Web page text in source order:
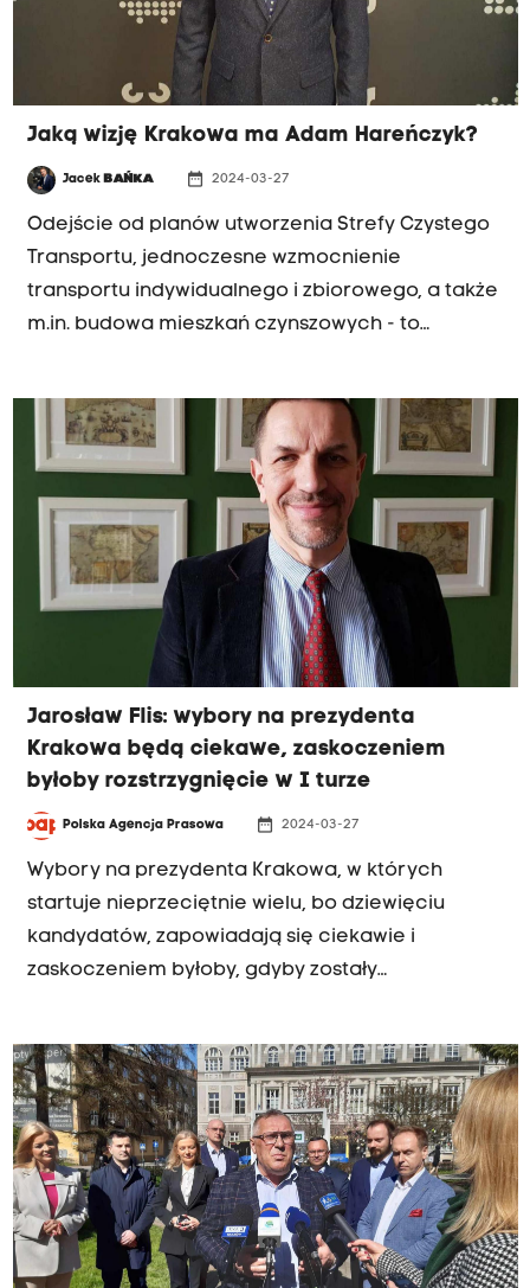
Jaką wizję Krakowa ma Adam Hareńczyk?
Jacek BAŃKA date_range 2024-03-27
Odejście od planów utworzenia Strefy Czystego
Transportu, jednoczesne wzmocnienie
transportu indywidualnego i zbiorowego, a także
m.in. budowa mieszkań czynszowych - to
reprezentującego komitet Zjednoczeni Dla
Krakowa. O nową wizję miasta Adama
Hareńczyka pytał Jacek Bańka.
Jarosław Flis: wybory na prezydenta
Krakowa będą ciekawe, zaskoczeniem
byłoby rozstrzygnięcie w I turze
Polska Agencja Prasowa date_range 2024-03-27
Wybory na prezydenta Krakowa, w których
startuje nieprzeciętnie wielu, bo dziewięciu
kandydatów, zapowiadają się ciekawie i
zaskoczeniem byłoby, gdyby zostały